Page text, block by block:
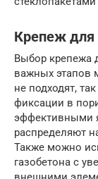
Крепеж для
Выбор крепежа
важных этапов
не подходят,
фиксации в
эффективными
распределяют
Также можно
газобетона с